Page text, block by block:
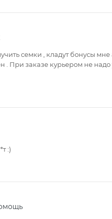
семки , кладут бонусы мне
. При заказе курьером не
:)